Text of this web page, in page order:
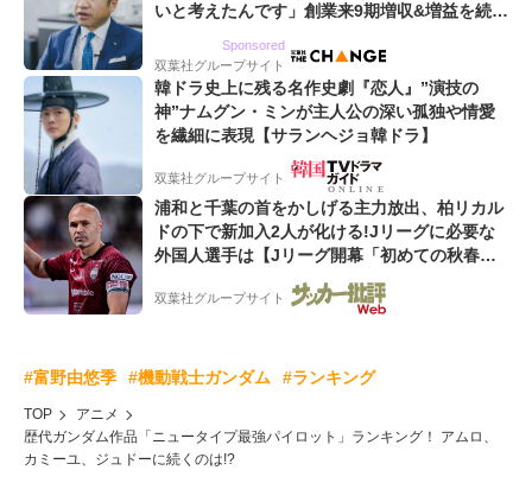
いと考えたんです」創業来9期増収&増益を続け
Sponsored
双葉社グループサイト
韓ドラ史上に残る名作史劇『恋人』”演技の
神”ナムグン・ミンが主人公の深い孤独や情愛
を繊細に表現【サランヘジョ韓ドラ】
双葉社グループサイト
浦和と千葉の首をかしげる主力放出、柏リカル
ドの下で新加入2人が化ける!Jリーグに必要な
外国人選手は【Jリーグ開幕「初めての秋春
双葉社グループサイト
#富野由悠季 #機動戦士ガンダム #ランキング
TOP
アニメ
歴代ガンダム作品「ニュータイプ最強パイロット」ランキング！ アムロ、
カミーユ、ジュドーに続くのは!?